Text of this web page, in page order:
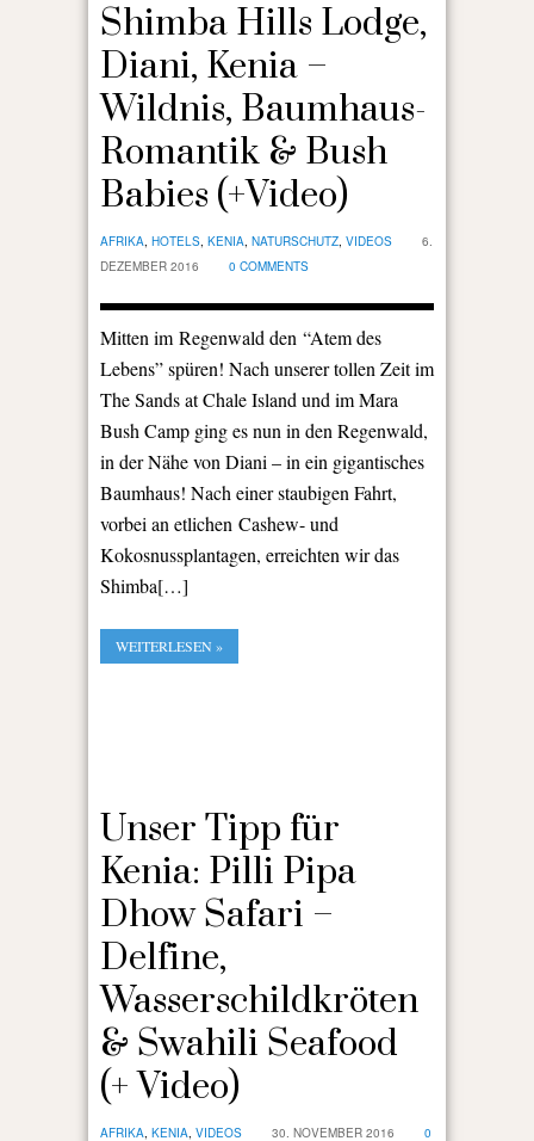
Shimba Hills Lodge,
Diani, Kenia –
Wildnis, Baumhaus-
Romantik & Bush
Babies (+Video)
AFRIKA, HOTELS, KENIA, NATURSCHUTZ, VIDEOS
6.
DEZEMBER 2016
0 COMMENTS
Mitten im Regenwald den “Atem des
Lebens” spüren! Nach unserer tollen Zeit im
The Sands at Chale Island und im Mara
Bush Camp ging es nun in den Regenwald,
in der Nähe von Diani – in ein gigantisches
Baumhaus! Nach einer staubigen Fahrt,
vorbei an etlichen Cashew- und
Kokosnussplantagen, erreichten wir das
Shimba[…]
WEITERLESEN »
Unser Tipp für
Kenia: Pilli Pipa
Dhow Safari –
Delfine,
Wasserschildkröten
& Swahili Seafood
(+ Video)
AFRIKA, KENIA, VIDEOS 30. NOVEMBER 2016
0